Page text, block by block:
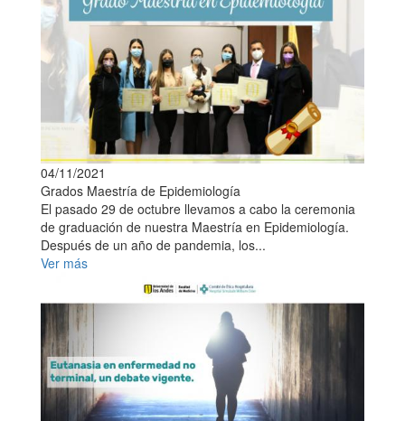
04/11/2021
Grados Maestría de Epidemiología
El pasado 29 de octubre llevamos a cabo la ceremonia
de graduación de nuestra Maestría en Epidemiología.
Después de un año de pandemia, los...
Ver más